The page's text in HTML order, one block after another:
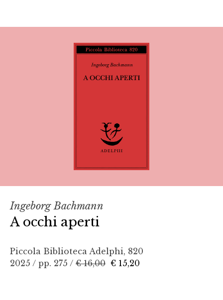
Ingeborg Bachmann
A occhi aperti
Piccola Biblioteca Adelphi, 820
2025 / pp. 275 / € 16,00 € 15,20